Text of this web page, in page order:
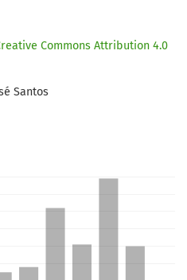
Commons Attribution 4.0
Santos